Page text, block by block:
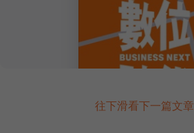
往下滑看下一篇文章